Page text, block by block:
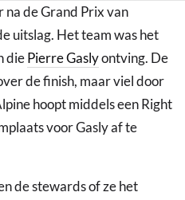
na de Grand Prix van
uitslag. Het team was het
diePierre Gaslyontving. De
de finish, maar viel door
hoopt middels een Right
voor Gasly af te
de stewards of ze het